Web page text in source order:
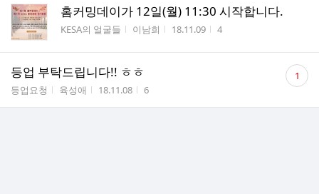
홈커밍데이가 12일(월) 11:30 시작합니다.
게시판명
KESA의 얼굴들 작성자
이남희 작성시간
18.11.09 조회수
4
등업 부탁드립니다!! ㅎㅎ
게시판명
등업요청 작성자
육성애 작성시간
18.11.08 조회수
6
댓
글 1